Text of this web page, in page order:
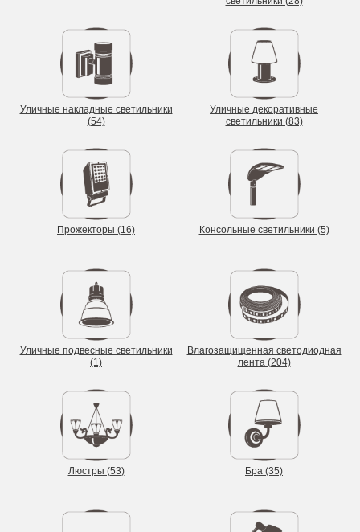
Уличные накладные светильники
(54)
Уличные декоративные
светильники (83)
Прожекторы (16) Консольные светильники (5)
Уличные подвесные светильники
(1)
Влагозащищенная светодиодная
лента (204)
Люстры (53) Бра (35)